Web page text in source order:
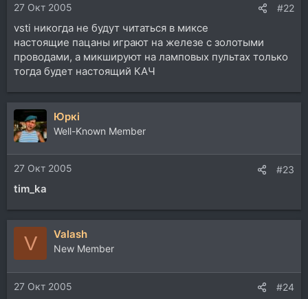
27 Окт 2005 #22
vsti никогда не будут читаться в миксе
настоящие пацаны играют на железе с золотыми
проводами, а микшируют на ламповых пультах только
тогда будет настоящий КАЧ
Юркi
Well-Known Member
27 Окт 2005 #23
tim_ka
V Valash
New Member
27 Окт 2005 #24